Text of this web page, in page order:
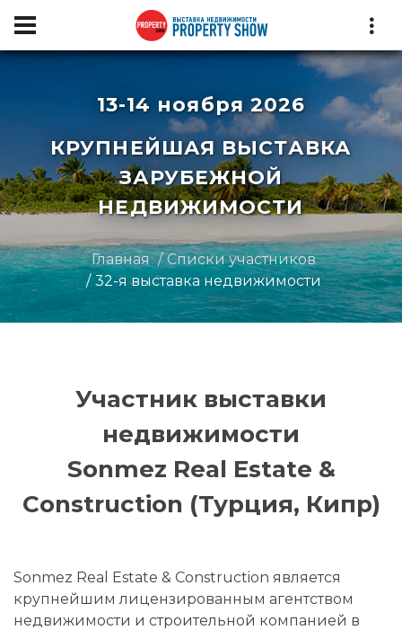
13-14 ноября 2026
КРУПНЕЙШАЯ ВЫСТАВКА
ЗАРУБЕЖНОЙ
НЕДВИЖИМОСТИ
Главная
Списки участников
32-я выставка недвижимости
Участник выставки
недвижимости
Sonmez Real Estate &
Construction (Турция, Кипр)
Sonmez Real Estate & Construction является
крупнейшим лицензированным агентством
недвижимости и строительной компанией в